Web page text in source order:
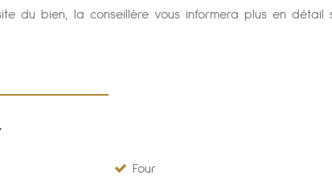
du bien, la conseillère vous informera plus en détail
Four